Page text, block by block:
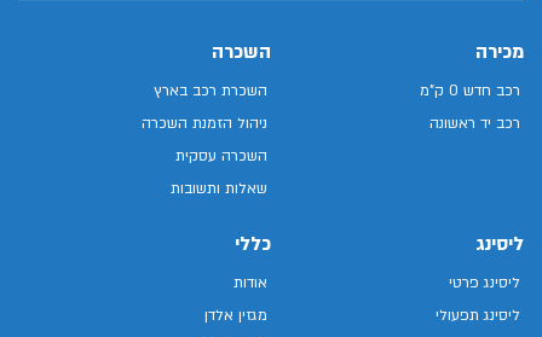
מכירה
רכב חדש 0 ק"מ
רכב יד ראשונה
השכרה
השכרת רכב בארץ
ניהול הזמנת השכרה
השכרה עסקית
שאלות ותשובות
ליסינג
ליסינג פרטי
ליסינג תפעולי
כללי
אודות
מגזין אלדן